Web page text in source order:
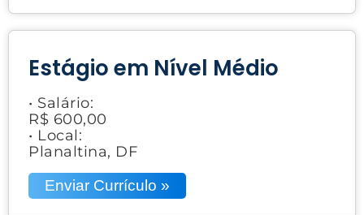
Estágio em Nível Médio
• Salário:
R$ 600,00
• Local:
Planaltina, DF
Enviar Currículo »